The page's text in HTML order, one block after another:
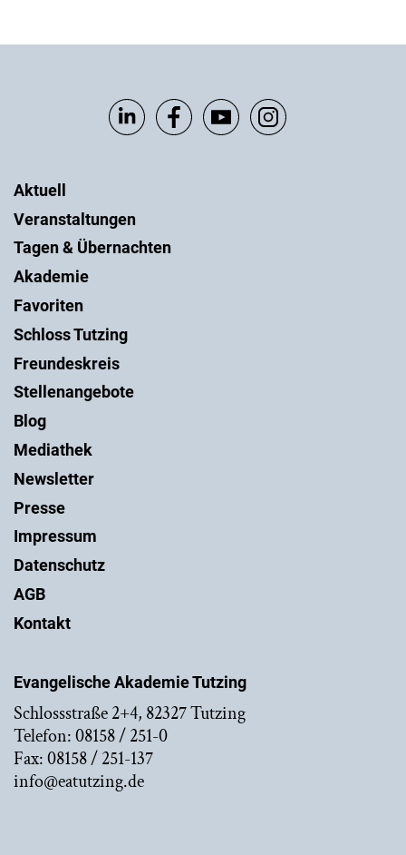
Evangelische Akademie Tutzing
Schlossstraße 2+4, 82327 Tutzing
Telefon: 08158 / 251-0
Fax: 08158 / 251-137
info@eatutzing.de
Aktuell
Veranstaltungen
Tagen & Übernachten
Akademie
Favoriten
Schloss Tutzing
Freundeskreis
Stellenangebote
Blog
Mediathek
Newsletter
Presse
Impressum
Datenschutz
AGB
Kontakt